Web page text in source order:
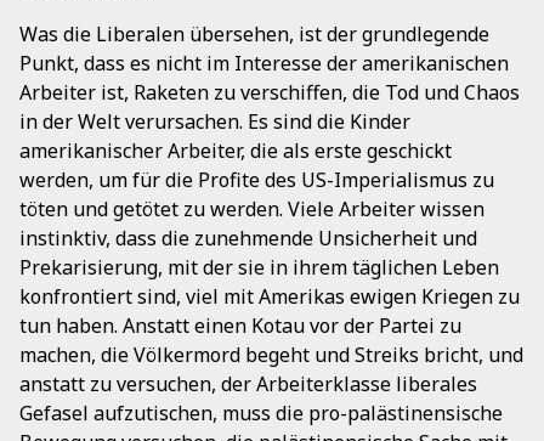
Was die Liberalen übersehen, ist der grundlegende
Punkt, dass es nicht im Interesse der amerikanischen
Arbeiter ist, Raketen zu verschiffen, die Tod und Chaos
in der Welt verursachen. Es sind die Kinder
amerikanischer Arbeiter, die als erste geschickt
werden, um für die Profite des US-Imperialismus zu
töten und getötet zu werden. Viele Arbeiter wissen
instinktiv, dass die zunehmende Unsicherheit und
Prekarisierung, mit der sie in ihrem täglichen Leben
konfrontiert sind, viel mit Amerikas ewigen Kriegen zu
tun haben. Anstatt einen Kotau vor der Partei zu
machen, die Völkermord begeht und Streiks bricht, und
anstatt zu versuchen, der Arbeiterklasse liberales
Gefasel aufzutischen, muss die pro-palästinensische